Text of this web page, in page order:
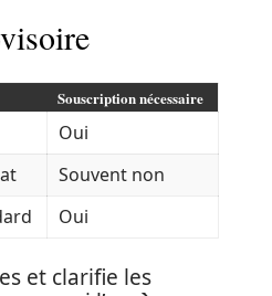
Souscription nécessaire
Oui
Souvent non
Oui
et clarifie les